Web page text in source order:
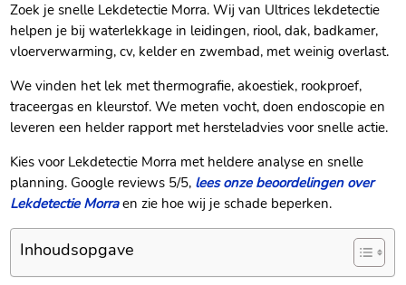
Zoek je snelle Lekdetectie Morra. Wij van Ultrices lekdetectie
helpen je bij waterlekkage in leidingen, riool, dak, badkamer,
vloerverwarming, cv, kelder en zwembad, met weinig overlast.
We vinden het lek met thermografie, akoestiek, rookproef,
traceergas en kleurstof. We meten vocht, doen endoscopie en
leveren een helder rapport met hersteladvies voor snelle actie.
Kies voor Lekdetectie Morra met heldere analyse en snelle
planning. Google reviews 5/5, lees onze beoordelingen over
Lekdetectie Morraen zie hoe wij je schade beperken.
Inhoudsopgave